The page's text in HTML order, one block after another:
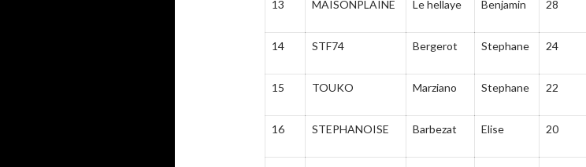
13 MAISONPLAINE Le hellaye Benjamin 28
14 STF74 Bergerot Stephane 24
15 TOUKO Marziano Stephane 22
16 STEPHANOISE Barbezat Elise 20